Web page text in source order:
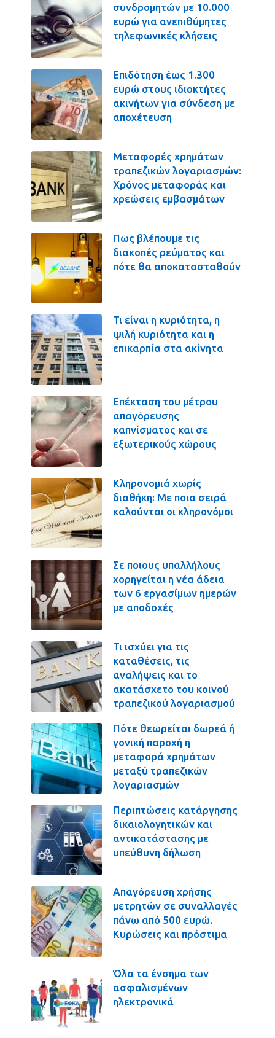
συνδρομητών με 10.000
ευρώ για ανεπιθύμητες
τηλεφωνικές κλήσεις
Επιδότηση έως 1.300
ευρώ στους ιδιοκτήτες
ακινήτων για σύνδεση με
αποχέτευση
Μεταφορές χρημάτων
τραπεζικών λογαριασμών:
Χρόνος μεταφοράς και
χρεώσεις εμβασμάτων
Πως βλέπουμε τις
διακοπές ρεύματος και
πότε θα αποκατασταθούν
Τι είναι η κυριότητα, η
ψιλή κυριότητα και η
επικαρπία στα ακίνητα
Επέκταση του μέτρου
απαγόρευσης
καπνίσματος και σε
εξωτερικούς χώρους
Κληρονομιά χωρίς
διαθήκη: Με ποια σειρά
καλούνται οι κληρονόμοι
Σε ποιους υπαλλήλους
χορηγείται η νέα άδεια
των 6 εργασίμων ημερών
με αποδοχές
Τι ισχύει για τις
καταθέσεις, τις
αναλήψεις και το
ακατάσχετο του κοινού
τραπεζικού λογαριασμού
Πότε θεωρείται δωρεά ή
γονική παροχή η
μεταφορά χρημάτων
μεταξύ τραπεζικών
λογαριασμών
Περιπτώσεις κατάργησης
δικαιολογητικών και
αντικατάστασης με
υπεύθυνη δήλωση
Απαγόρευση χρήσης
μετρητών σε συναλλαγές
πάνω από 500 ευρώ.
Κυρώσεις και πρόστιμα
Όλα τα ένσημα των
ασφαλισμένων
ηλεκτρονικά